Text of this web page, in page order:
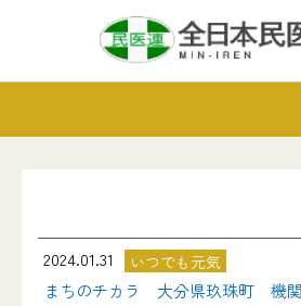
2024.01.31 いつでも元気
まちのチカラ 大分県玖珠町 機